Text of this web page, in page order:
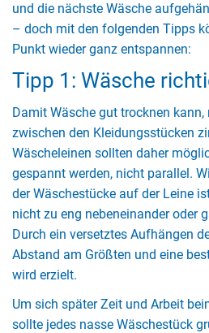
und die nächste Wäsche
– doch mit den folgenden Tipps
Punkt wieder ganz entspannen:
Tipp 1: Wäsche
Damit Wäsche gut trocknen
zwischen den Kleidungsstücken
Wäscheleinen sollten daher
gespannt werden, nicht parallel.
der Wäschestücke auf der Leine
nicht zu eng nebeneinander oder
Durch ein versetztes Aufhängen
Abstand am Größten und eine
wird erzielt.
Um sich später Zeit und Arbeit
sollte jedes nasse Wäschestück